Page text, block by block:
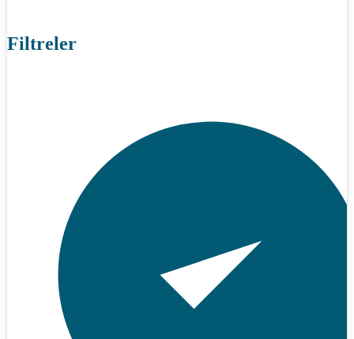
Filtreler